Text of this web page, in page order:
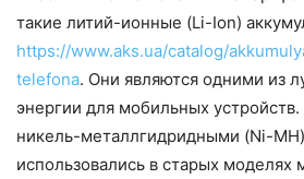
такие литий-ионные (Li-Ion)
https://www.aks.ua/catalog/
telefona. Они являются одними из
энергии для мобильных
никель-металлгидридными (Ni-
использовались в старых моделях